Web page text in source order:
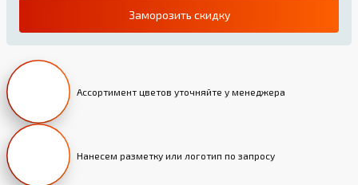
Заморозить скидку
Ассортимент цветов уточняйте у менеджера
Нанесем разметку или логотип по запросу